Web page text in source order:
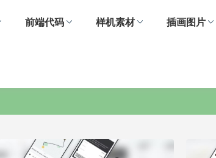
前端代码 样机素材 插画图片